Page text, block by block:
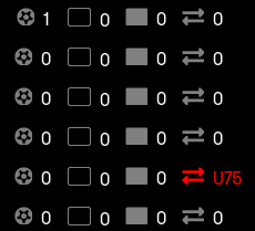
1 0 0
0
0 0 0
0
0 0 0
0
0 0 0
0
0 0 0
U75
0 0 0
0